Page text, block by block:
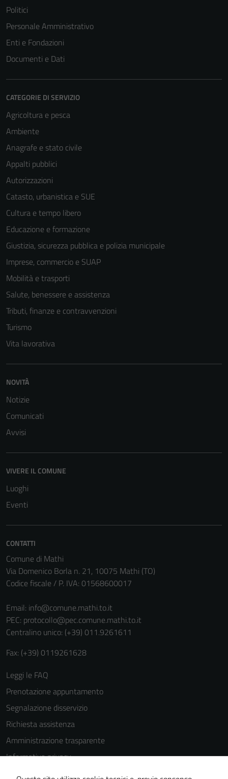
Politici
Personale Amministrativo
Enti e Fondazioni
Documenti e Dati
CATEGORIE DI SERVIZIO
Agricoltura e pesca
Ambiente
Anagrafe e stato civile
Appalti pubblici
Autorizzazioni
Catasto, urbanistica e SUE
Cultura e tempo libero
Educazione e formazione
Giustizia, sicurezza pubblica e polizia municipale
Imprese, commercio e SUAP
Mobilità e trasporti
Salute, benessere e assistenza
Tributi, finanze e contravvenzioni
Turismo
Vita lavorativa
NOVITÀ
Notizie
Comunicati
Avvisi
VIVERE IL COMUNE
Luoghi
Eventi
CONTATTI
Comune di Mathi
Via Domenico Borla n. 21, 10075 Mathi (TO)
Codice fiscale / P. IVA: 01568600017
Email: info@comune.mathi.to.it
PEC: protocollo@pec.comune.mathi.to.it
Centralino unico: (+39) 011.9261611
Fax: (+39) 0119261628
Leggi le FAQ
Prenotazione appuntamento
Segnalazione disservizio
Richiesta assistenza
Amministrazione trasparente
Informativa privacy
Cookie Policy